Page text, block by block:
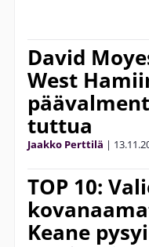
David
West
tuttua
Jaakko Perttilä |
TOP 10:
Keane